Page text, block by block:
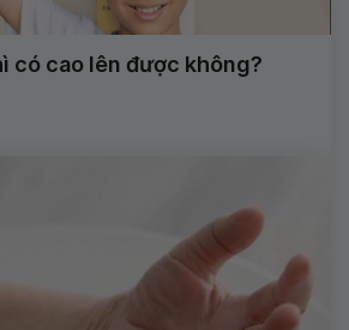
có cao lên được không?